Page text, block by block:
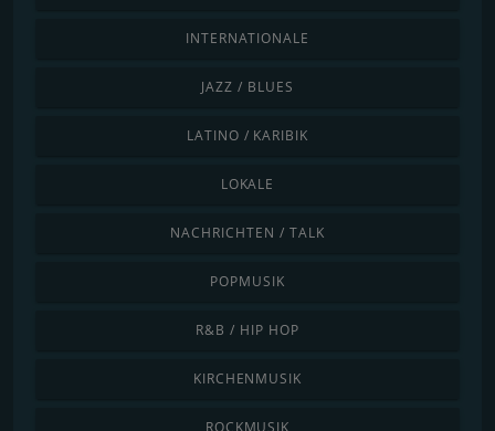
INTERNATIONALE
JAZZ / BLUES
LATINO / KARIBIK
LOKALE
NACHRICHTEN / TALK
POPMUSIK
R&B / HIP HOP
KIRCHENMUSIK
ROCKMUSIK